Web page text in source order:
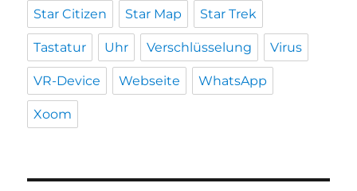
Star Citizen Star Map Star Trek
Tastatur Uhr Verschlüsselung Virus
VR-Device Webseite WhatsApp
Xoom